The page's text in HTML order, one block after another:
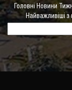
Головні Новини
Найважливіші